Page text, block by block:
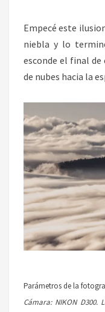
Empecé este
niebla y lo
esconde el final de
de nubes hacia la
Parámetros de la
Cámara: NIKON D300.